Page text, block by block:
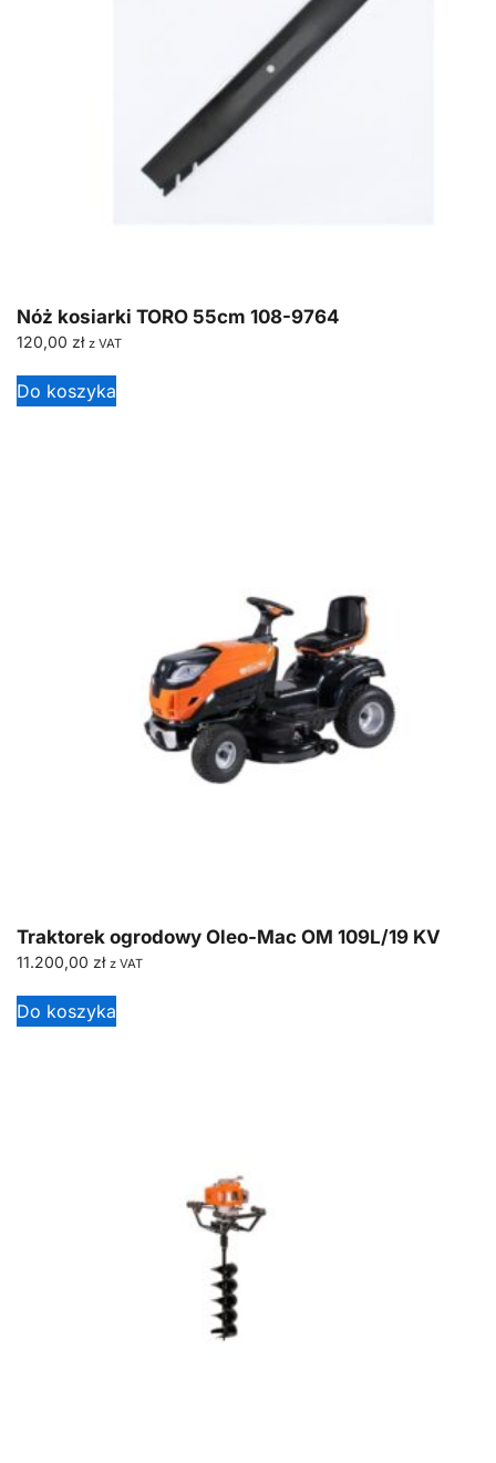
Nóż kosiarki TORO 55cm 108-9764
120,00 zł z VAT
Do koszyka
Traktorek ogrodowy Oleo-Mac OM 109L/19 KV
11.200,00 zł z VAT
Do koszyka